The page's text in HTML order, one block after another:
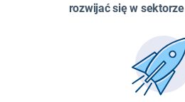
rozwijać się w